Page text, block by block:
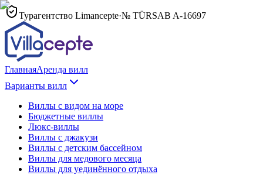
Турагентство Limancepte·№ TÜRSAB A-16697
ГлавнаяАренда вилл
Варианты вилл
Виллы с видом на море
Бюджетные виллы
Люкс-виллы
Виллы с джакузи
Виллы с детским бассейном
Виллы для медового месяца
Виллы для уединённого отдыха